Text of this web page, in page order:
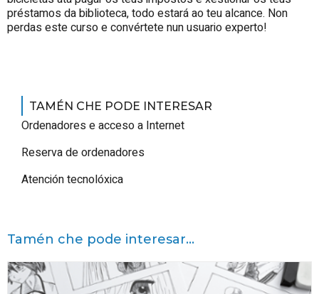
préstamos da biblioteca, todo estará ao teu alcance. Non
perdas este curso e convértete nun usuario experto!
TAMÉN CHE PODE INTERESAR
Ordenadores e acceso a Internet
Reserva de ordenadores
Atención tecnolóxica
Tamén che pode interesar...